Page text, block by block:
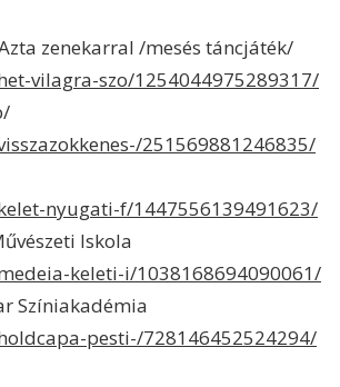
zenekarral /mesés táncjáték/
vilagra-szo/1254044975289317/
251569881246835/
nyugati-f/1447556139491623/
Iskola
keleti-i/1038168694090061/
Színiakadémia
pesti-/728146452524294/